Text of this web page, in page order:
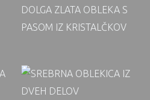
DOLGA ZLATA OBLEKA S
PASOM IZ KRISTALČKOV